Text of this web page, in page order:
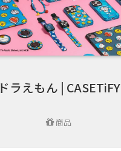
ドラえもん | CASETiFY
商品